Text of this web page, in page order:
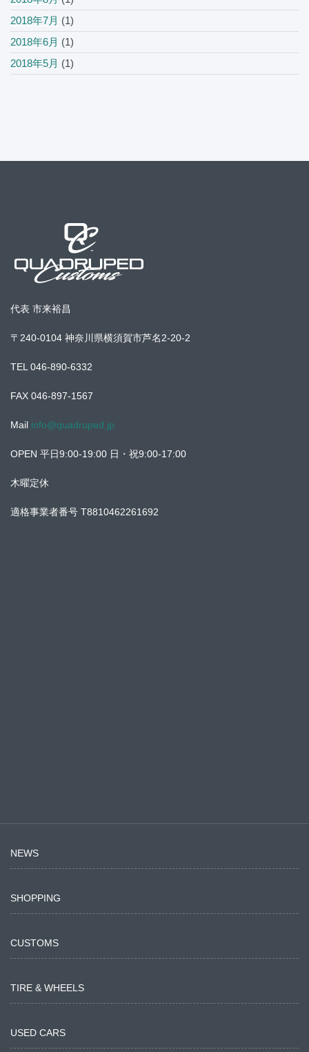
2018年7月 (1)
2018年6月 (1)
2018年5月 (1)
代表 市来裕昌
〒240-0104 神奈川県横須賀市芦名2-20-2
TEL 046-890-6332
FAX 046-897-1567
Mail info@quadruped.jp
OPEN 平日9:00-19:00 日・祝9:00-17:00
木曜定休
適格事業者番号 T8810462261692
NEWS
SHOPPING
CUSTOMS
TIRE & WHEELS
USED CARS